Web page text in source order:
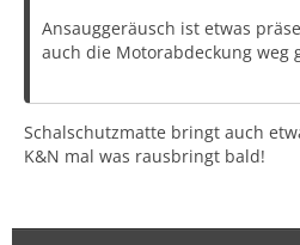
Ansauggeräusch ist etwas
auch die Motorabdeckung weg
Schalschutzmatte bringt auch
K&N mal was rausbringt bald!